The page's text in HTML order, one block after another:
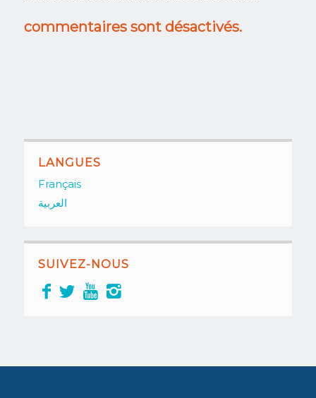
commentaires sont désactivés.
LANGUES
Français
العربية
SUIVEZ-NOUS